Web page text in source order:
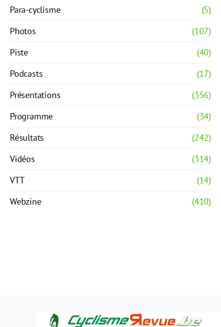
Para-cyclisme
(5)
Photos
(107)
Piste
(40)
Podcasts
(17)
Présentations
(356)
Programme
(34)
Résultats
(242)
Vidéos
(314)
VTT
(14)
Webzine
(410)